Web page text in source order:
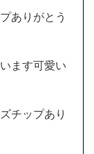
ありがとう
ます可愛い
チップあり